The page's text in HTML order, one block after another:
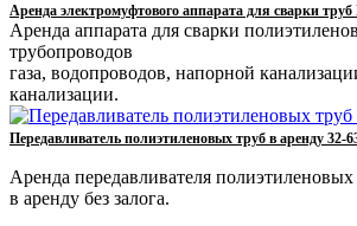
Аренда электромуфтового аппарата для сварки
Аренда аппарата для сварки
трубопроводов
газа, водопроводов, напорной
канализации.
Передавливатель полиэтиленовых труб в аренду 32-
Аренда передавливателя
в аренду без залога.